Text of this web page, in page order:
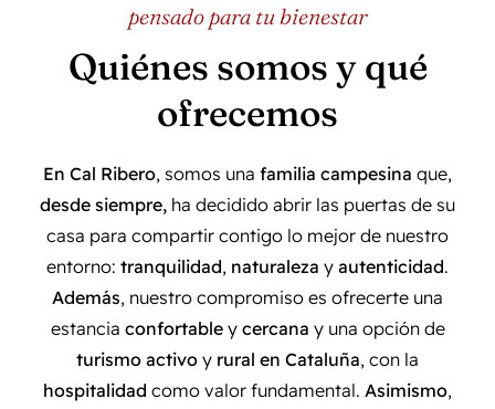
pensado para tu bienestar
Quiénes somos y qué
ofrecemos
En Cal Ribero, somos una familia campesina que,
desde siempre, ha decidido abrir las puertas de su
casa para compartir contigo lo mejor de nuestro
entorno: tranquilidad, naturaleza y autenticidad.
Además, nuestro compromiso es ofrecerte una
estancia confortable y cercana y una opción de
turismo activo y rural en Cataluña, con la
hospitalidad como valor fundamental. Asimismo,